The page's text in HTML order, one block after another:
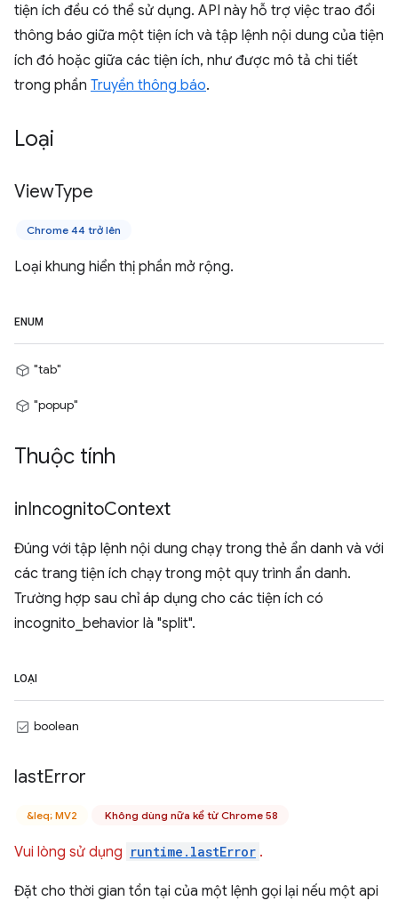
tiện ích đều có thể sử dụng. API này hỗ trợ việc trao đổi
thông báo giữa một tiện ích và tập lệnh nội dung của tiện
ích đó hoặc giữa các tiện ích, như được mô tả chi tiết
trong phần Truyền thông báo.
Loại
ViewType
Chrome 44 trở lên
Loại khung hiển thị phần mở rộng.
ENUM
"tab"
"popup"
Thuộc tính
inIncognitoContext
Đúng với tập lệnh nội dung chạy trong thẻ ẩn danh và với
các trang tiện ích chạy trong một quy trình ẩn danh.
Trường hợp sau chỉ áp dụng cho các tiện ích có
incognito_behavior là "split".
LOẠI
boolean
lastError
&leq; MV2 Không dùng nữa kể từ Chrome 58
Vui lòng sử dụng runtime.lastError .
Đặt cho thời gian tồn tại của một lệnh gọi lại nếu một api